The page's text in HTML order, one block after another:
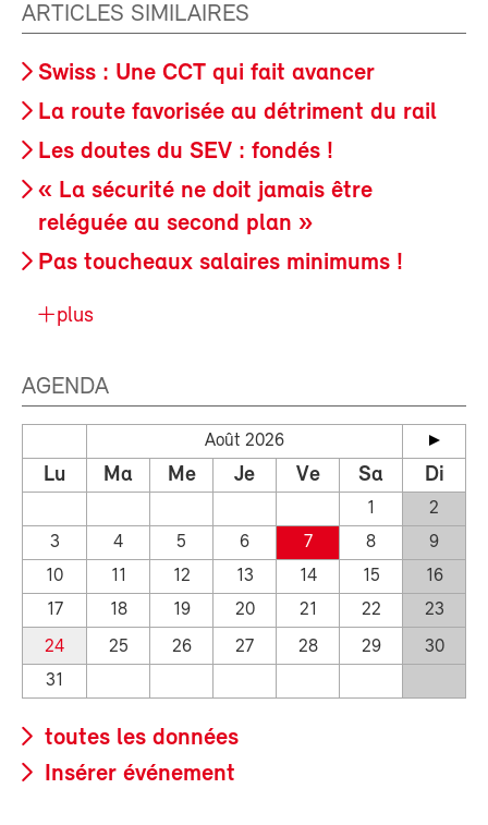
ARTICLES SIMILAIRES
Swiss : Une CCT qui fait avancer
La route favorisée au détriment du rail
Les doutes du SEV : fondés !
« La sécurité ne doit jamais être
reléguée au second plan »
Pas toucheaux salaires minimums !
plus
AGENDA
Août 2026
Lu Ma Me Je Ve Sa Di
1
2
3
4 5 6 7 8
9
10
11 12 13 14 15
16
17
18 19 20 21 22
23
24
25 26 27 28 29
30
31
toutes les données
Insérer événement